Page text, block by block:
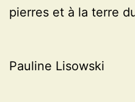
pierres et à la terre
Pauline Lisowski